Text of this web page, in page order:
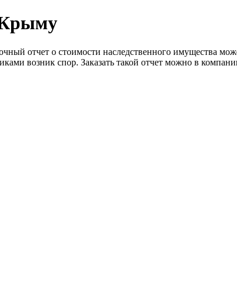
Крыму
отчет о стоимости наследственного имущества
возник спор. Заказать такой отчет можно в